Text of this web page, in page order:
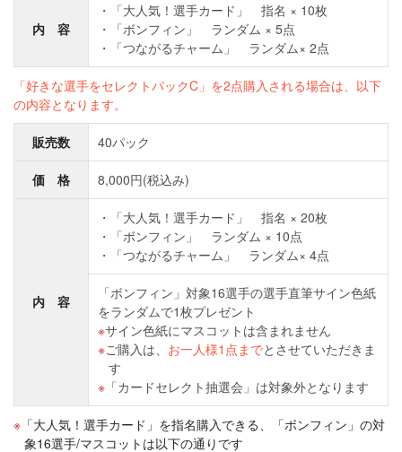
内 容
「大人気！選手カード」 指名 × 10枚
「ボンフィン」 ランダム × 5点
「つながるチャーム」 ランダム× 2点
「好きな選手をセレクトパックC」を2点購入される場合は、以下
の内容となります。
販売数 40パック
価 格 8,000円(税込み)
内 容
「大人気！選手カード」 指名 × 20枚
「ボンフィン」 ランダム × 10点
「つながるチャーム」 ランダム× 4点
「ボンフィン」対象16選手の選手直筆サイン色紙
をランダムで1枚プレゼント
サイン色紙にマスコットは含まれません
ご購入は、 お一人様1点までとさせていただきま
す
「カードセレクト抽選会」は対象外となります
「大人気！選手カード」を指名購入できる、「ボンフィン」の対
象16選手/マスコットは以下の通りです